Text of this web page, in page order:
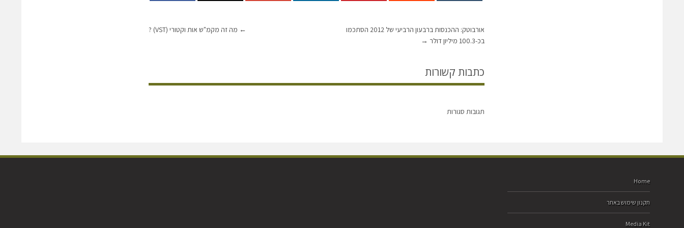
← מה זה מקמ"ש אות וקטורי (VST) ?
אורבוטק: ההכנסות ברבעון הרביעי של 2012 הסתכמו
בכ-100.3 מיליון דולר
→
כתבות קשורות
תגובות סגורות
Home
תקנון שימוש באתר
Media Kit